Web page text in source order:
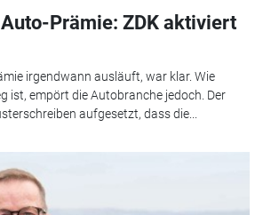
Prämie: ZDK aktiviert
irgendwann ausläuft, war klar. Wie
ist, empört die Autobranche jedoch. Der
aufgesetzt, dass die...